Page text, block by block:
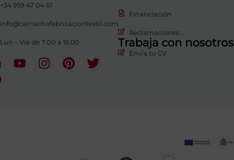
+34 959 47 04 61
info@camachofabricaciontextil.com
Lun – Vie de 7:00 a 15:00
Financiación
Reclamaciones
Trabaja con nosotros
Envía tu CV